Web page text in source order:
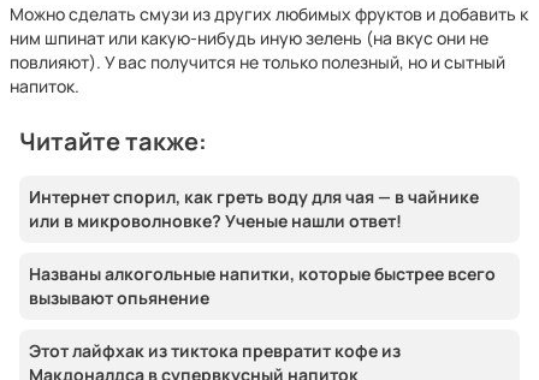
Можно сделать смузи из других любимых фруктов и добавить к
ним шпинат или какую-нибудь иную зелень (на вкус они не
повлияют). У вас получится не только полезный, но и сытный
напиток.
Читайте также:
Интернет спорил, как греть воду для чая — в чайнике
или в микроволновке? Ученые нашли ответ!
Названы алкогольные напитки, которые быстрее всего
вызывают опьянение
Этот лайфхак из тиктока превратит кофе из
Макдоналдса в супервкусный напиток